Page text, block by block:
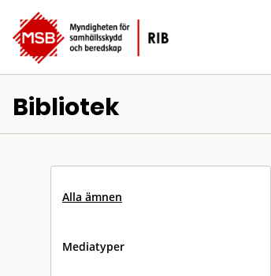
Bibliotek
Alla ämnen
Mediatyper